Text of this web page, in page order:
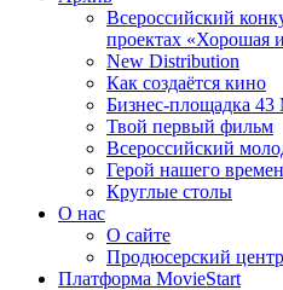
Всероссийский
проектах «Хорошая
New Distribution
Как создаётся кино
Бизнес-площадка
Твой первый фильм
Всероссийский
Герой нашего
Круглые столы
О нас
О сайте
Продюсерский
Платформа MovieStart